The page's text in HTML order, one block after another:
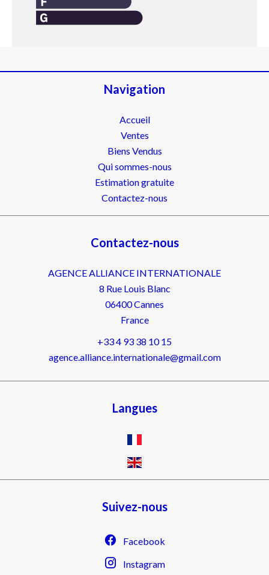
Navigation
Accueil
Ventes
Biens Vendus
Qui sommes-nous
Estimation gratuite
Contactez-nous
Contactez-nous
AGENCE ALLIANCE INTERNATIONALE
8 Rue Louis Blanc
06400Cannes
France
+33 4 93 38 10 15
agence.alliance.internationale@gmail.com
Langues
Suivez-nous
Facebook
Instagram